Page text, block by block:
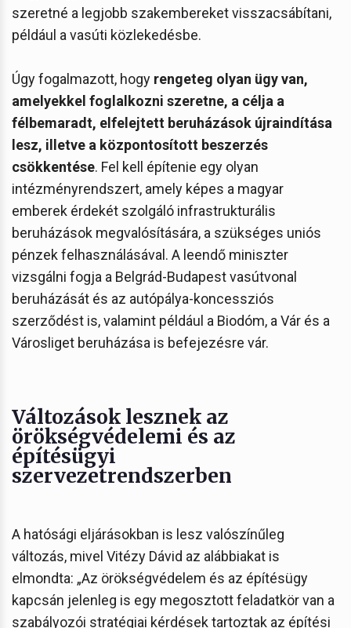
szeretné a legjobb szakembereket visszacsábítani,
például a vasúti közlekedésbe.
Úgy fogalmazott, hogy rengeteg olyan ügy van,
amelyekkel foglalkozni szeretne, a célja a
félbemaradt, elfelejtett beruházások újraindítása
lesz, illetve a központosított beszerzés
csökkentése. Fel kell építenie egy olyan
intézményrendszert, amely képes a magyar
emberek érdekét szolgáló infrastrukturális
beruházások megvalósítására, a szükséges uniós
pénzek felhasználásával. A leendő miniszter
vizsgálni fogja a Belgrád-Budapest vasútvonal
beruházását és az autópálya-koncessziós
szerződést is, valamint például a Biodóm, a Vár és a
Városliget beruházása is befejezésre vár.
Változások lesznek az
örökségvédelemi és az
építésügyi
szervezetrendszerben
A hatósági eljárásokban is lesz valószínűleg
változás, mivel Vitézy Dávid az alábbiakat is
elmondta: „Az örökségvédelem és az építésügy
kapcsán jelenleg is egy megosztott feladatkör van a
szabályozói stratégiai kérdések tartoztak az építési